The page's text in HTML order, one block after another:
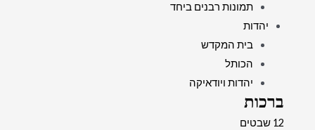
תמונות רבנים ביחד
יהדות
בית המקדש
הכותל
יהדות ויודאיקה
ברכות
12 שבטים